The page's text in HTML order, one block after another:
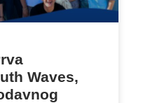
Waves,